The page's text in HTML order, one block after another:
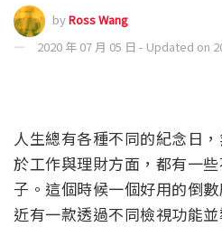
byRoss Wang
2020 年 07 月 05 日 - Updated on
人生總有各種不同的紀念日
於工作與理財方面，都有一
子。這個時候一個好用的倒
近有一款透過不同檢視功能